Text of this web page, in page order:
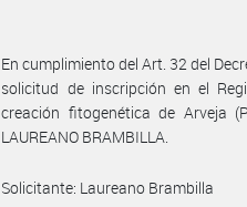
En cumplimiento del Art. 32 del
solicitud de inscripción en el
creación fitogenética de Arveja
LAUREANO BRAMBILLA.
Solicitante: Laureano Brambilla